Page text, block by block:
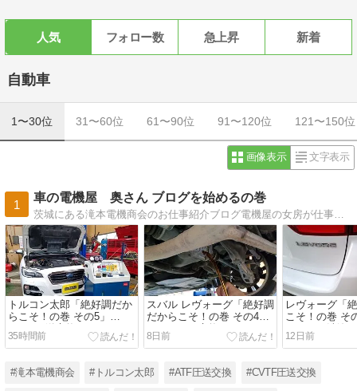
人気 フォロー数 急上昇 新着
自動車
1〜30位 31〜60位 61〜90位 91〜120位 121〜150位
画像表示 文字表示
1
車の電機屋 奥さん ブログを始めるの巻
トルコン太郎「絶好調だか
らこそ！の巻 その5」
CVTF圧送交換
35時間前
スバル レヴォーグ「絶好調
だからこそ！の巻 その4」
デフオイル交換
8日前
レヴォーグ「
こそ！の巻 そ
ーライン洗浄
12日前
#滝本電機商会 #トルコン太郎 #ATF圧送交換 #CVTF圧送交換